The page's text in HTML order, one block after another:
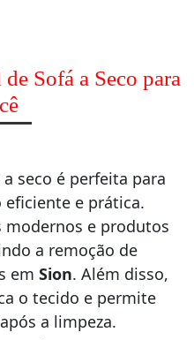
Sofá a Seco para
seco é perfeita para
eficiente e prática.
e produtos
a remoção de
em Sion. Além disso,
o tecido e permite
a limpeza.